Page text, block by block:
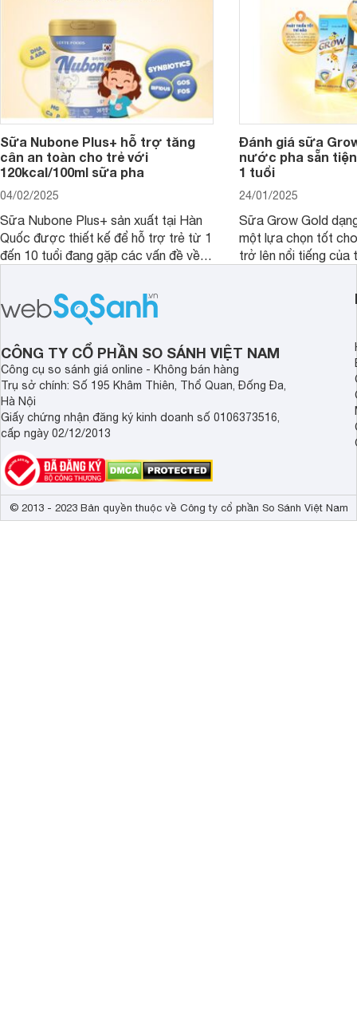
Sữa Nubone Plus+ hỗ trợ tăng
cân an toàn cho trẻ với
120kcal/100ml sữa pha
04/02/2025
Sữa Nubone Plus+ sản xuất tại Hàn
Quốc được thiết kế để hỗ trợ trẻ từ 1
đến 10 tuổi đang gặp các vấn đề về
dinh dưỡng. Sản phẩm đến từ thương
hiệu Lotte đứng số 1 Hàn Quốc, với
mức giá thành ổn phù hợp với người
dùng Việt.
Đánh giá sữa
nước pha sẵn
1 tuổi
24/01/2025
Sữa Grow Gold
một lựa chọn tốt
trở lên nổi tiếng của
Malaysia. Với thành
đầy đủ và hương vị
thể chất mà còn hỗ
giác.
CÔNG TY CỔ PHẦN SO SÁNH VIỆT NAM
Công cụ so sánh giá online - Không bán hàng
Trụ sở chính: Số 195 Khâm Thiên, Thổ Quan, Đống Đa,
Hà Nội
Giấy chứng nhận đăng ký kinh doanh số 0106373516,
cấp ngày 02/12/2013
© 2013 - 2023 Bản quyền thuộc về Công ty cổ phần So Sánh Việt Nam